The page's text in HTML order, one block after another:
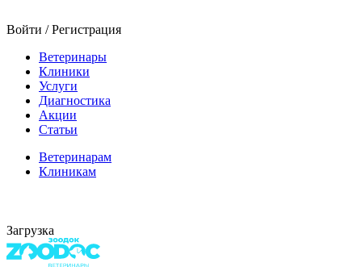
Войти / Регистрация
Ветеринары
Клиники
Услуги
Диагностика
Акции
Статьи
Ветеринарам
Клиникам
Загрузка